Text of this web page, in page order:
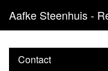
Aafke Steenhuis -
Contact